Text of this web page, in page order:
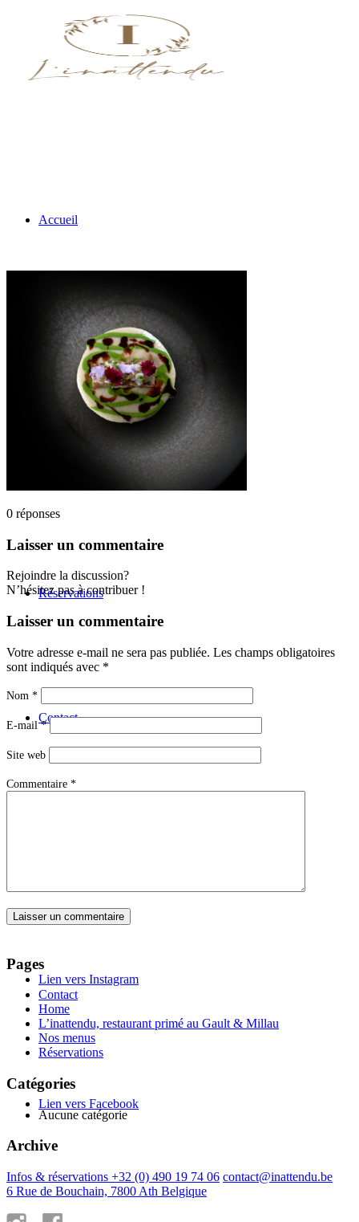
Accueil
Nos menus
Réservations
Contact
Lien vers Instagram
Lien vers Facebook
0 réponses
Laisser un commentaire
Rejoindre la discussion?
N’hésitez pas à contribuer !
Laisser un commentaire
Votre adresse e-mail ne sera pas publiée. Les champs obligatoires
sont indiqués avec *
Nom *
E-mail*
Site web
Commentaire *
Pages
Contact
Home
L’inattendu, restaurant primé au Gault & Millau
Nos menus
Réservations
Catégories
Aucune catégorie
Archive
Infos & réservations +32 (0) 490 19 74 06 contact@inattendu.be
6 Rue de Bouchain, 7800 Ath Belgique